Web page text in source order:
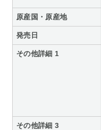
原産国・原産地
発売日
その他詳細 1
その他詳細 3